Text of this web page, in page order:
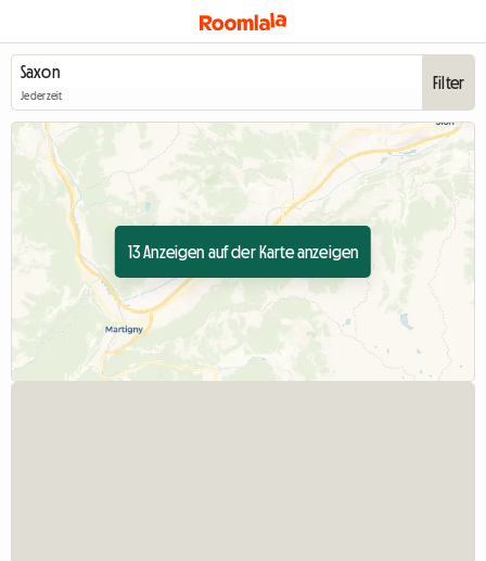
Jederzeit
Filter
13 Anzeigen auf der Karte anzeigen